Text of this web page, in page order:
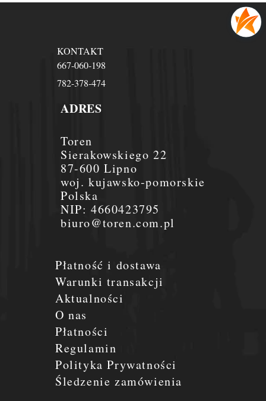
Płatność i dostawa
Warunki transakcji
Aktualności
O nas
Płatności
Regulamin
Polityka Prywatności
Śledzenie zamówienia
ADRES
Toren
Sierakowskiego 22
87-600 Lipno
woj. kujawsko-pomorskie
Polska
NIP:4660423795
biuro@toren.com.pl
KONTAKT
667-060-198
782-378-474